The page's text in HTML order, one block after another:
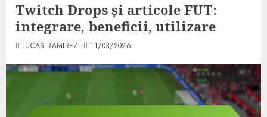
Twitch Drops și articole FUT:
integrare, beneficii, utilizare
LUCAS RAMIREZ 11/03/2026